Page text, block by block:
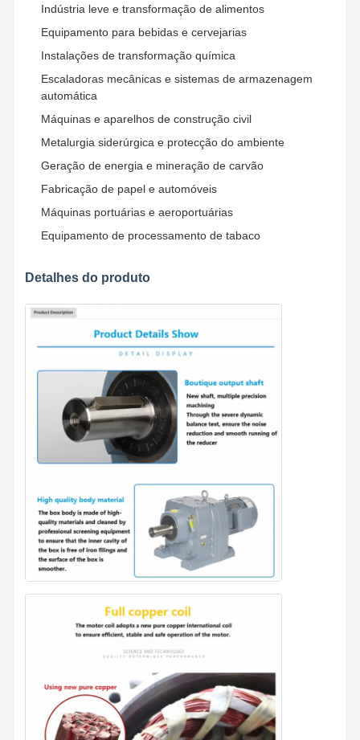
Bloco de poleia de guindaste
Garras
Guindaste
Motor de engrenagem e freio
Equipamento de transporte
Dispositivos de elevação
máximo
((N·m)
20 71 120 215
Indústria leve e transformação de alimentos
Equipamento para bebidas e cervejarias
Instalações de transformação química
Escaladoras mecânicas e sistemas de armazenagem
automática
Máquinas e aparelhos de construção civil
Metalurgia siderúrgica e protecção do ambiente
Geração de energia e mineração de carvão
Fabricação de papel e automóveis
Máquinas portuárias e aeroportuárias
Equipamento de processamento de tabaco
Detalhes do produto